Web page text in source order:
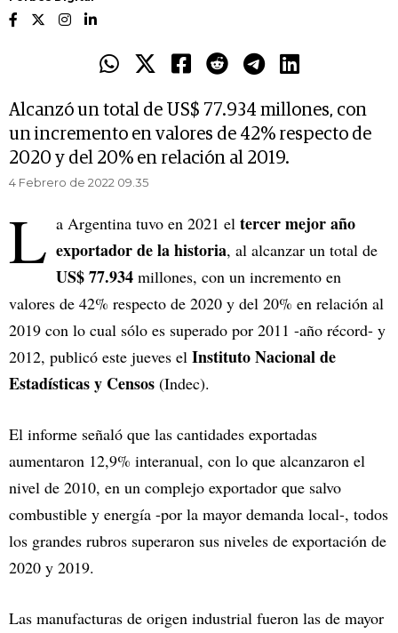
Alcanzó un total de US$ 77.934 millones, con
un incremento en valores de 42% respecto de
2020 y del 20% en relación al 2019.
4 Febrero de 2022 09.35
L a Argentina tuvo en 2021 el tercer mejor año
exportador de la historia, al alcanzar un total de
US$ 77.934 millones, con un incremento en
valores de 42% respecto de 2020 y del 20% en relación al
2019 con lo cual sólo es superado por 2011 -año récord- y
2012, publicó este jueves el Instituto Nacional de
Estadísticas y Censos (Indec).
El informe señaló que las cantidades exportadas
aumentaron 12,9% interanual, con lo que alcanzaron el
nivel de 2010, en un complejo exportador que salvo
combustible y energía -por la mayor demanda local-, todos
los grandes rubros superaron sus niveles de exportación de
2020 y 2019.
Las manufacturas de origen industrial fueron las de mayor